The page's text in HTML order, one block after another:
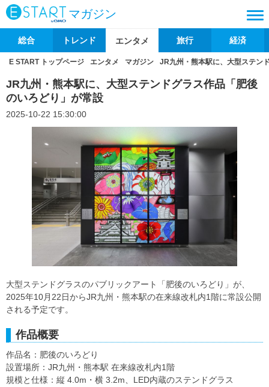
マガジン
総合 トレンド エンタメ 旅行 経済
E START トップページ エンタメ マガジン JR九州・熊本駅に、大型ステン
JR九州・熊本駅に、大型ステンドグラス作品「肥後
のいろどり」が常設
2025-10-22 15:30:00
大型ステンドグラスのパブリックアート「肥後のいろどり」が、
2025年10月22日からJR九州・熊本駅の在来線改札内1階に常設公開
される予定です。
作品概要
作品名：肥後のいろどり
設置場所：JR九州・熊本駅 在来線改札内1階
規模と仕様：縦 4.0m・横 3.2m、LED内蔵のステンドグラス